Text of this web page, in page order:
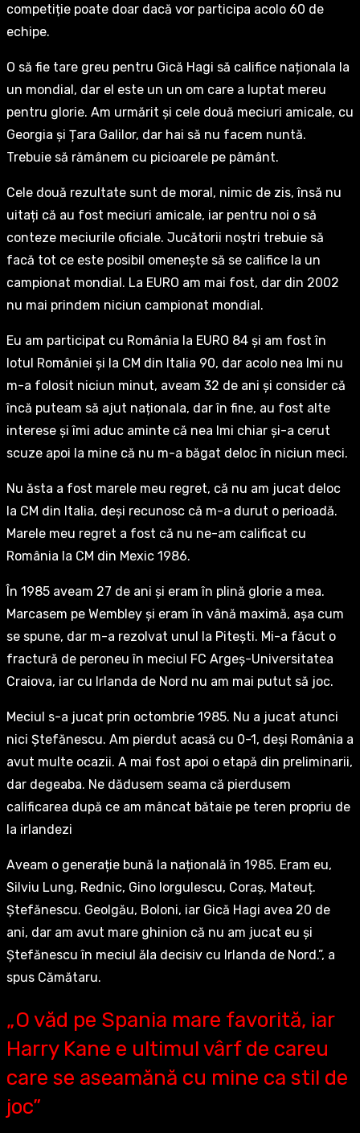
competiție poate doar dacă vor participa acolo 60 de
echipe.
O să fie tare greu pentru Gică Hagi să califice naționala la
un mondial, dar el este un un om care a luptat mereu
pentru glorie. Am urmărit și cele două meciuri amicale, cu
Georgia și Țara Galilor, dar hai să nu facem nuntă.
Trebuie să rămânem cu picioarele pe pâmânt.
Cele două rezultate sunt de moral, nimic de zis, însă nu
uitați că au fost meciuri amicale, iar pentru noi o să
conteze meciurile oficiale. Jucătorii noștri trebuie să
facă tot ce este posibil omenește să se califice la un
campionat mondial. La EURO am mai fost, dar din 2002
nu mai prindem niciun campionat mondial.
Eu am participat cu România la EURO 84 și am fost în
lotul României și la CM din Italia 90, dar acolo nea Imi nu
m-a folosit niciun minut, aveam 32 de ani și consider că
încă puteam să ajut naționala, dar în fine, au fost alte
interese și îmi aduc aminte că nea Imi chiar și-a cerut
scuze apoi la mine că nu m-a băgat deloc în niciun meci.
Nu ăsta a fost marele meu regret, că nu am jucat deloc
la CM din Italia, deși recunosc că m-a durut o perioadă.
Marele meu regret a fost că nu ne-am calificat cu
România la CM din Mexic 1986.
În 1985 aveam 27 de ani și eram în plină glorie a mea.
Marcasem pe Wembley și eram în vână maximă, așa cum
se spune, dar m-a rezolvat unul la Pitești. Mi-a făcut o
fractură de peroneu în meciul FC Argeș-Universitatea
Craiova, iar cu Irlanda de Nord nu am mai putut să joc.
Meciul s-a jucat prin octombrie 1985. Nu a jucat atunci
nici Ștefănescu. Am pierdut acasă cu 0-1, deși România a
avut multe ocazii. A mai fost apoi o etapă din preliminarii,
dar degeaba. Ne dădusem seama că pierdusem
calificarea după ce am mâncat bătaie pe teren propriu de
la irlandezi
Aveam o generație bună la națională în 1985. Eram eu,
Silviu Lung, Rednic, Gino Iorgulescu, Coraș, Mateuț.
Ștefănescu. Geolgău, Boloni, iar Gică Hagi avea 20 de
ani, dar am avut mare ghinion că nu am jucat eu și
Ștefănescu în meciul ăla decisiv cu Irlanda de Nord.”, a
spus Cămătaru.
„O văd pe Spania mare favorită, iar
Harry Kane e ultimul vârf de careu
care se aseamănă cu mine ca stil de
joc”